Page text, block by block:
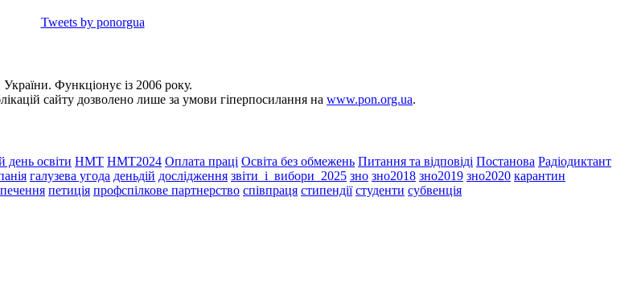
Tweets by ponorgua
Функціонує із 2006 року.
сайту дозволено лише за умови гіперпосилання на www.pon.org.ua.
освіти НМТ НМТ2024 Оплата праці Освіта без обмежень Питання та відповіді Постанова Радіодиктант
галузева угода деньдій дослідження звіти_і_вибори_2025 зно зно2018 зно2019 зно2020 карантин
петиція профспілкове партнерство співпраця стипендії студенти субвенція